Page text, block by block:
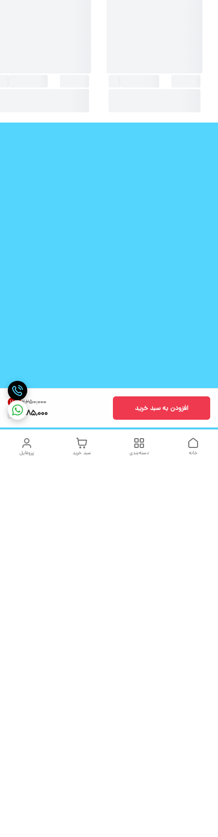
۲٬۲۵۰٬۰۰۰ 16%
1,885,000 افزودن به سبد خرید
پروفایل سبد خرید دسته‌بندی خانه